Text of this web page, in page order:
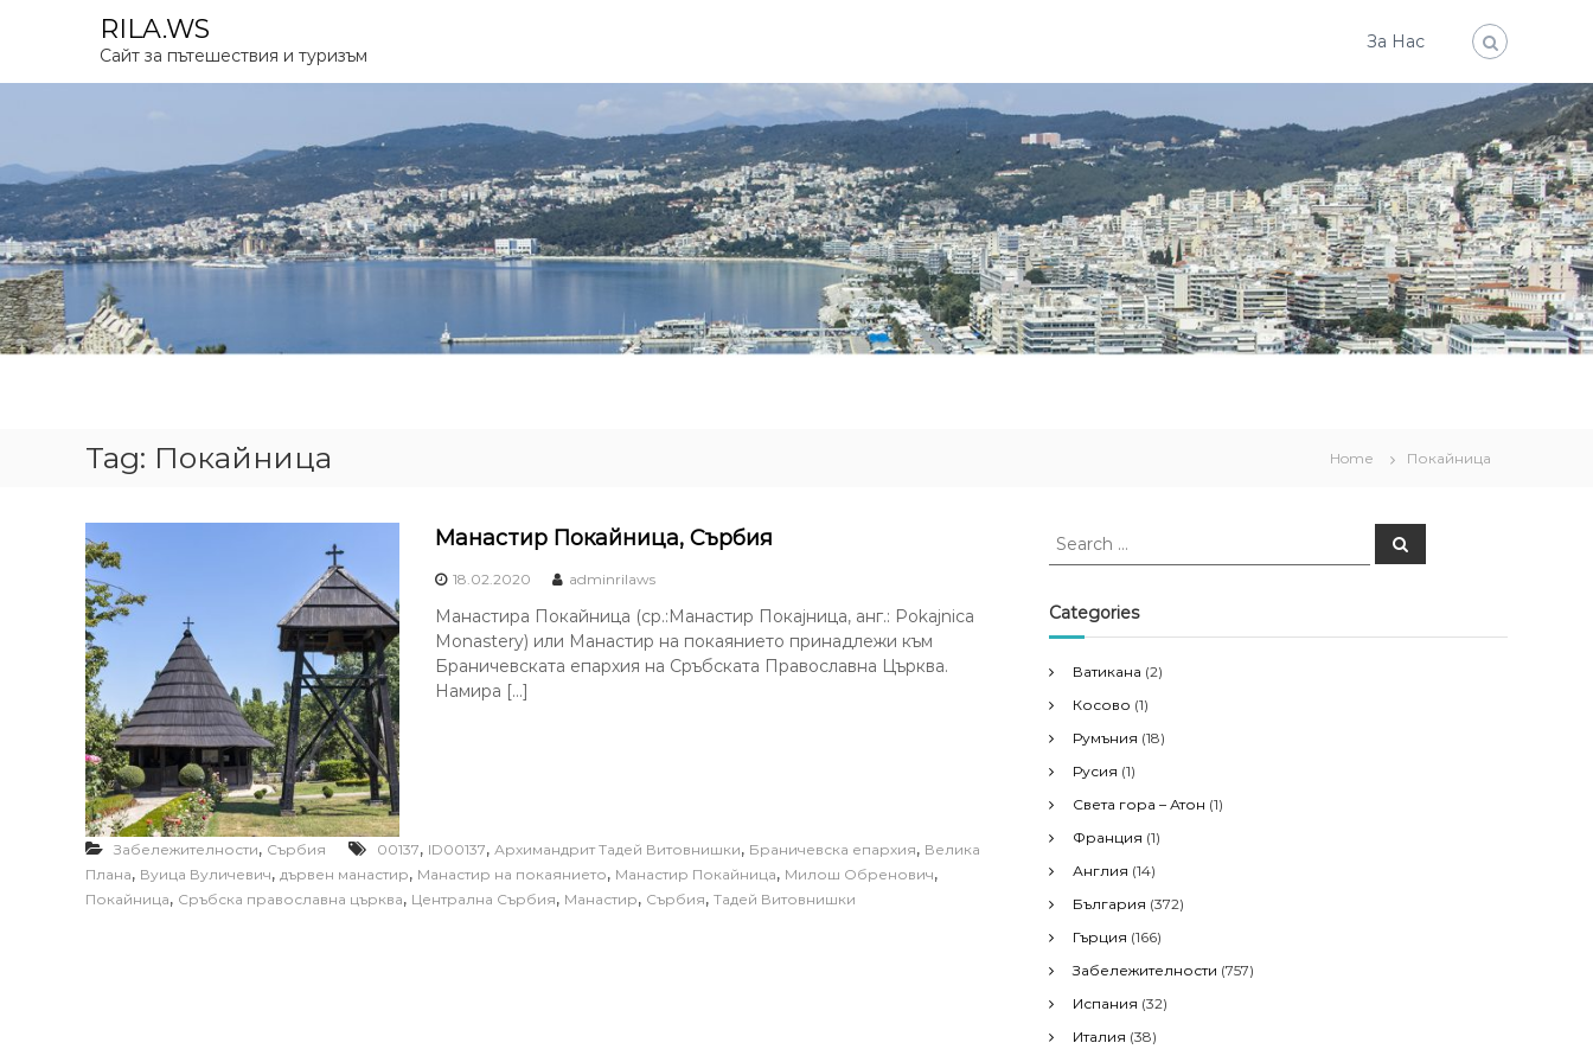
p
c
o
n
t
e
n
t
RILA.WS
Сайт за пътешествия и туризъм
За Нас
Tag: Покайница Home Покайница
Манастир Покайница, Сърбия
18.02.2020 adminrilaws
Манастира Покайница (ср.:Манастир Покајница, анг.: Pokajnica
Monastery) или Манастир на покаянието принадлежи към
Браничевската епархия на Сръбската Православна Църква.
Намира […]
Забележителности, Сърбия 00137, ID00137, Архимандрит Тадей Витовнишки, Браничевска епархия, Велика
Плана, Вуица Вуличевич, дървен манастир, Манастир на покаянието, Манастир Покайница, Милош Обренович,
Покайница, Сръбска православна църква, Централна Сърбия, Манастир, Сърбия, Тадей Витовнишки
S
r
c
f
o
r
S
e
Categories
Ватикана (2)
Косово (1)
Румъния (18)
Русия (1)
Света гора – Атон (1)
Франция (1)
Англия (14)
България (372)
Гърция (166)
Забележителности (757)
Испания (32)
Италия (38)